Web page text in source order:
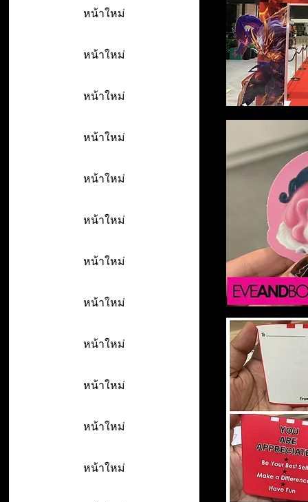
หน้าใหม่
หน้าใหม่
หน้าใหม่
หน้าใหม่
หน้าใหม่
หน้าใหม่
หน้าใหม่
หน้าใหม่
หน้าใหม่
หน้าใหม่
หน้าใหม่
หน้าใหม่